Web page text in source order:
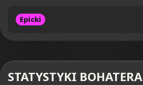
Epicki
STATYSTYKI BOHATERA